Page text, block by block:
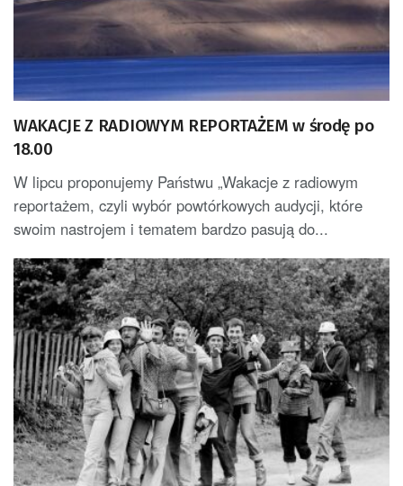
WAKACJE Z RADIOWYM REPORTAŻEM w środę po
18.00
W lipcu proponujemy Państwu „Wakacje z radiowym
reportażem, czyli wybór powtórkowych audycji, które
swoim nastrojem i tematem bardzo pasują do...